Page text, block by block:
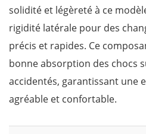
solidité et légèreté à ce
rigidité latérale pour des
précis et rapides. Ce
bonne absorption des chocs
accidentés, garantissant une
agréable et confortable.